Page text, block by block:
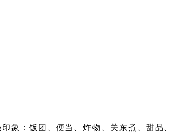
象：饭团、便当、炸物、关东煮、甜品、